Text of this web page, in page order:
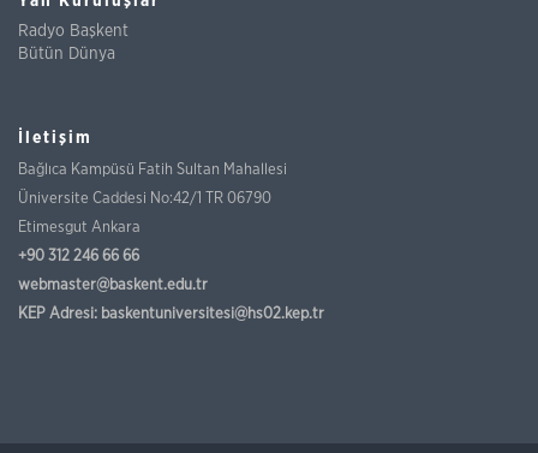
Radyo Başkent
Bütün Dünya
İletişim
Bağlıca Kampüsü Fatih Sultan Mahallesi
Üniversite Caddesi No:42/1 TR 06790
Etimesgut Ankara
+90 312 246 66 66
webmaster@baskent.edu.tr
KEP Adresi: baskentuniversitesi@hs02.kep.tr